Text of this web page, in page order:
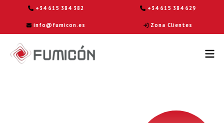
+34 615 384 382 +34 615 384 629
info@fumicon.es Zona Clientes